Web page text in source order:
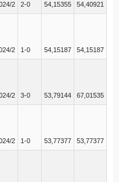
2 2-0 54,15355 54,40921
2 1-0 54,15187 54,15187
2 3-0 53,79144 67,01535
2 1-0 53,77377 53,77377